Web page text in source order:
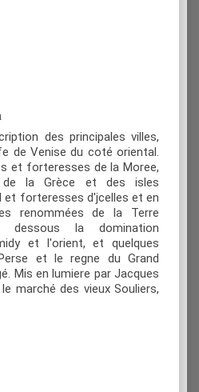
des principales villes,
de Venise du coté oriental.
et forteresses de la Moree,
de la Grèce et des isles
et forteresses d'jcelles et en
renommées de la Terre
la domination
et l'orient, et quelques
et le regne du Grand
Mis en lumiere par Jacques
marché des vieux Souliers,